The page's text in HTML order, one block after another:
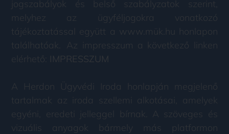
jogszabályok és belső szabályzatok szerint,
melyhez az ügyféljogokra vonatkozó
tájékoztatással együtt a www.mük.hu honlapon
találhatóak. Az impresszum a következő linken
elérhető: IMPRESSZUM
A Herdon Ügyvédi Iroda honlapján megjelenő
tartalmak az iroda szellemi alkotásai, amelyek
egyéni, eredeti jelleggel bírnak. A szöveges és
vizuális anyagok bármely más platformon